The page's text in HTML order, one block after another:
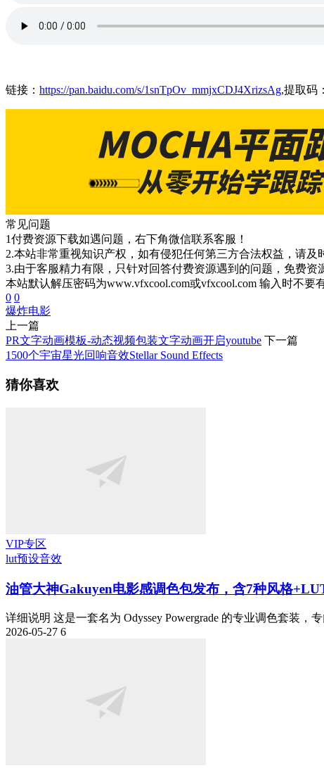
链接： https://pan.baidu.com/s/1snTpOv_mmjxCDJ4XrizsAg,提取码
常见问题
1付费资源下载如遇问题，右下角微信联系客服！
2.本站非常重视知识产权，如有侵犯任何第三方合法权益，请及
3.由于客服精力有限，只针对回答付费资源遇到的问题，免费资
本站默认解压密码为www.vfxcool.com或vfxcool.com 输入时不要
0 0
爆炸电影
上一篇
PR文字动画模板-动态视频包装文字动画开启youtube 下一篇
1500个宇宙星光回响音效Stellar Sound Effects
猜你喜欢
VIP专区
lut预设音效
油管大神Gakuyen电影感调色包发布，含7种风格
详细说明 这是一套名为 Odyssey Powergrade 的专业调色套装，
2026-05-27 6